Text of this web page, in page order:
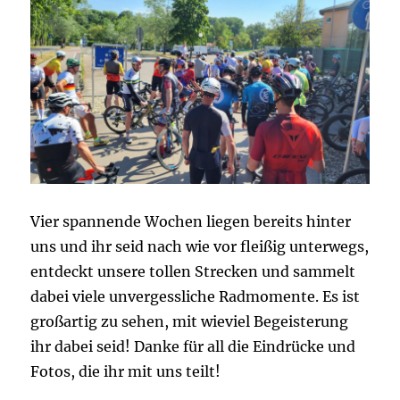
Vier spannende Wochen liegen bereits hinter
uns und ihr seid nach wie vor fleißig unterwegs,
entdeckt unsere tollen Strecken und sammelt
dabei viele unvergessliche Radmomente. Es ist
großartig zu sehen, mit wieviel Begeisterung
ihr dabei seid! Danke für all die Eindrücke und
Fotos, die ihr mit uns teilt!